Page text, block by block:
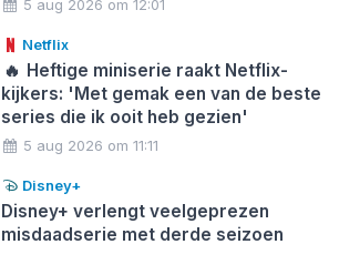
5 aug 2026 om 12:01
Netflix
🔥 Heftige miniserie raakt Netflix-
kijkers: 'Met gemak een van de beste
series die ik ooit heb gezien'
5 aug 2026 om 11:11
Disney+
Disney+ verlengt veelgeprezen
misdaadserie met derde seizoen